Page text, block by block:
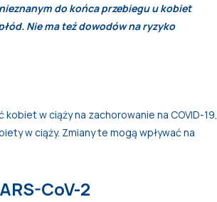
do końca przebiegu u kobiet
Nie ma też dowodów na ryzyko
w ciąży na zachorowanie na COVID-19,
w ciąży. Zmiany te mogą wpływać na
CoV-2